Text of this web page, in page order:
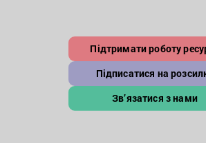
Підтримати роботу
Підписатися на
Зв’язатися з нами